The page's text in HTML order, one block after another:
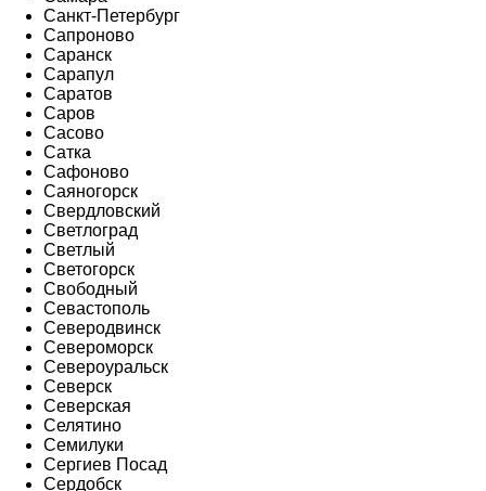
Санкт-Петербург
Сапроново
Саранск
Сарапул
Саратов
Саров
Сасово
Сатка
Сафоново
Саяногорск
Свердловский
Светлоград
Светлый
Светогорск
Свободный
Севастополь
Северодвинск
Североморск
Североуральск
Северск
Северская
Селятино
Семилуки
Сергиев Посад
Сердобск